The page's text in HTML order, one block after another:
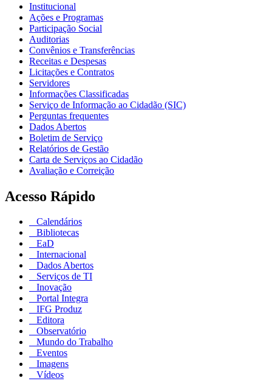
Institucional
Ações e Programas
Participação Social
Auditorias
Convênios e Transferências
Receitas e Despesas
Licitações e Contratos
Servidores
Informações Classificadas
Serviço de Informação ao Cidadão (SIC)
Perguntas frequentes
Dados Abertos
Boletim de Serviço
Relatórios de Gestão
Carta de Serviços ao Cidadão
Avaliação e Correição
Acesso Rápido
Calendários
Bibliotecas
EaD
Internacional
Dados Abertos
Serviços de TI
Inovação
Portal Integra
IFG Produz
Editora
Observatório
Mundo do Trabalho
Eventos
Imagens
Vídeos